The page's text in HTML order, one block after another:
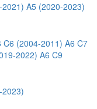
A5 (2020-2023)
C6 (2004-2011) A6 C7
2022) A6 C9